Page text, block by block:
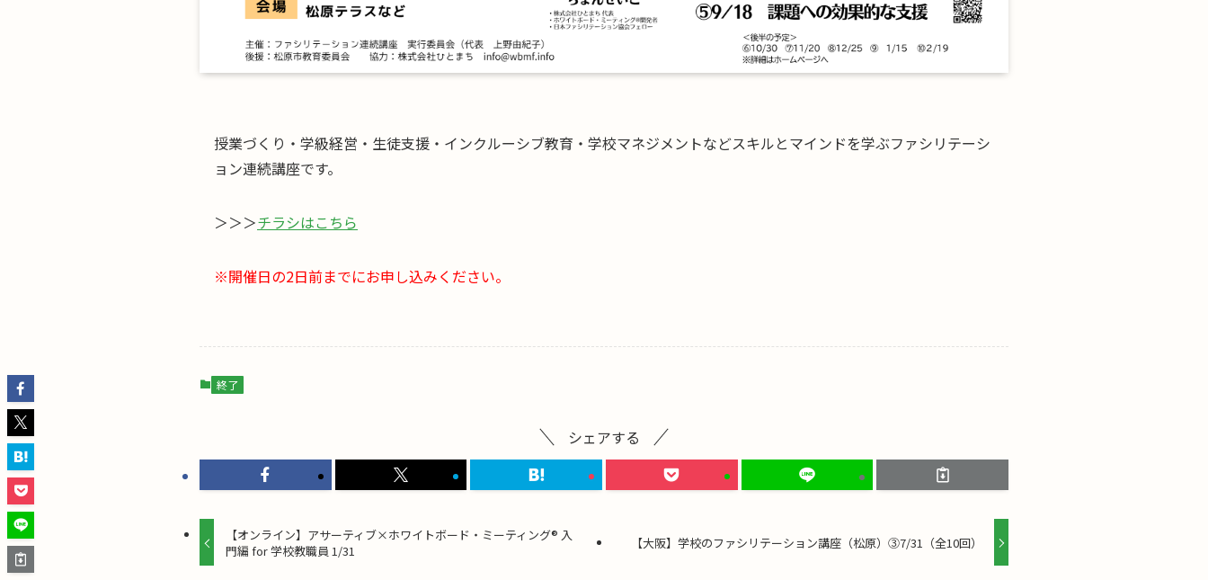
授業づくり・学級経営・生徒支援・インクルーシブ教育・学校マネジメントなどスキルとマインドを学ぶファシリテーシ
ョン連続講座です。
＞＞＞チラシはこちら
※開催日の2日前までにお申し込みください。
終了
シェアする
【オンライン】アサーティブ×ホワイトボード・ミーティング® 入
門編 for 学校教職員 1/31
【大阪】学校のファシリテーション講座（松原）③7/31（全10回）